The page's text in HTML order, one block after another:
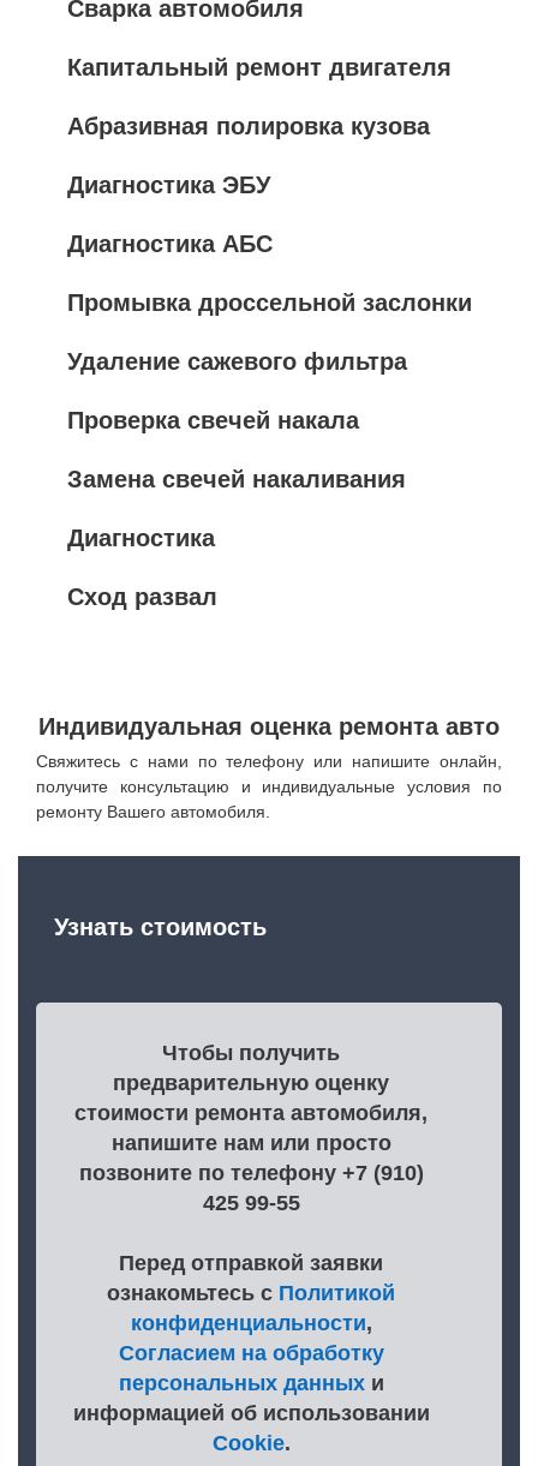
Сварка автомобиля
Капитальный ремонт двигателя
Абразивная полировка кузова
Диагностика ЭБУ
Диагностика АБС
Промывка дроссельной заслонки
Удаление сажевого фильтра
Проверка свечей накала
Замена свечей накаливания
Диагностика
Сход развал
Индивидуальная оценка ремонта авто
Свяжитесь с нами по телефону или напишите онлайн,
получите консультацию и индивидуальные условия по
ремонту Вашего автомобиля.
Узнать стоимость
Чтобы получить
предварительную оценку
стоимости ремонта автомобиля,
напишите нам или просто
позвоните по телефону +7 (910)
425 99-55
Перед отправкой заявки
ознакомьтесь с Политикой
конфиденциальности,
Согласием на обработку
персональных данныхи
информацией об использовании
Cookie.